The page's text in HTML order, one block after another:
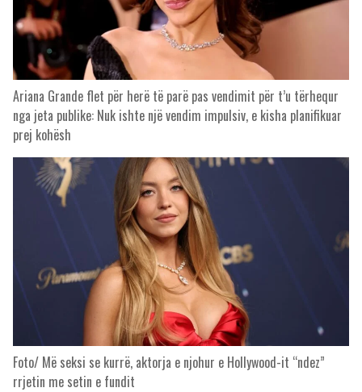
Ariana Grande flet për herë të parë pas vendimit për t’u tërhequr
nga jeta publike: Nuk ishte një vendim impulsiv, e kisha planifikuar
prej kohësh
Foto/ Më seksi se kurrë, aktorja e njohur e Hollywood-it “ndez”
rrjetin me setin e fundit